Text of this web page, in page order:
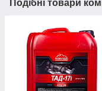
Подібні товари